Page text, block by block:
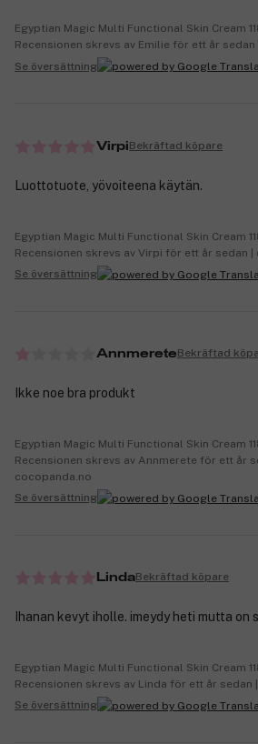
Egyptian Magic Multi Functional Skin Cream
Recensionen skrevs av Emilie för ett år
Se översättning
VirpiBekräftad köpare
Luottotuote, yövoiteena käytän.
Egyptian Magic Multi Functional Skin Cream
Recensionen skrevs av Virpi för ett år sedan
Se översättning
AnnmereteBekräftad
Ikke noe bra produkt
Egyptian Magic Multi Functional Skin Cream
Recensionen skrevs av Annmerete för ett år
cocopanda.no
Se översättning
LindaBekräftad köpare
Ihanan kevyt iholle. imeydy heti mutta on
Egyptian Magic Multi Functional Skin Cream
Recensionen skrevs av Linda för ett år sedan
Se översättning